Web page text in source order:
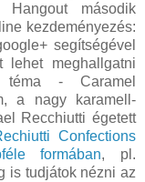
második
kezdeményezés:
segítségével
lehet meghallgatni
- Caramel
a nagy karamell-
Recchiutti égetett
Confections
formában, pl.
is tudjátok nézni az